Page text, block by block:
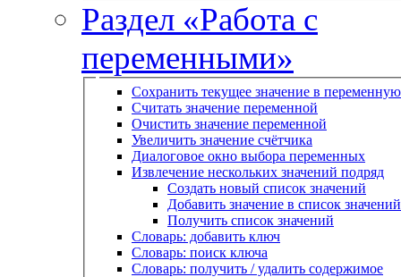
Раздел «Работа с
переменными»
Сохранить текущее значение в переменную
Считать значение переменной
Очистить значение переменной
Увеличить значение счётчика
Диалоговое окно выбора переменных
Извлечение нескольких значений подряд
Создать новый список значений
Добавить значение в список значений
Получить список значений
Словарь: добавить ключ
Словарь: поиск ключа
Словарь: получить / удалить содержимое